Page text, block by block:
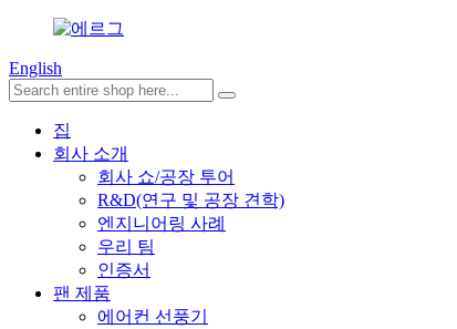
English
집
회사 소개
회사 쇼/공장 투어
R&D(연구 및 공장 견학)
엔지니어링 사례
우리 팀
인증서
팬 제품
에어컨 선풍기